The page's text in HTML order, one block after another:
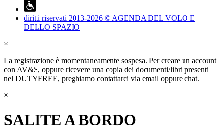
diritti riservati 2013-2026 © AGENDA DEL VOLO E
DELLO SPAZIO
×
La registrazione è momentaneamente sospesa. Per creare un account
con AV&S, oppure ricevere una copia dei documenti/libri presenti
nel DUTYFREE, preghiamo contattarci via email oppure chat.
×
SALITE A BORDO